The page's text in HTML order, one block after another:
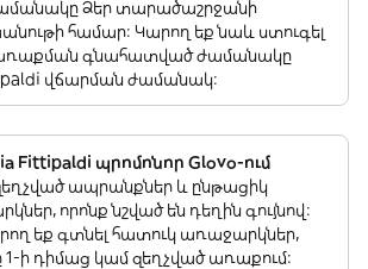
Ձեր տարածաշրջանի
համար: Կարող եք նաև ստուգել
գնահատված ժամանակը
վճարման ժամանակ:
Fittipaldi պրոմոնոր Glovo-ում
ապրանքներ և ընթացիկ
որոնք նշված են դեղին գույնով:
եք գտնել հատուկ առաջարկներ,
1-ի դիմաց կամ զեղչված առաքում: